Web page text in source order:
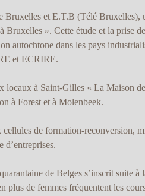
Bruxelles et E.T.B (Télé Bruxelles),
Bruxelles ». Cette étude et la prise
autochtone dans les pays
et ECRIRE.
locaux à Saint-Gilles « La Maison
à Forest et à Molenbeek.
de formation-reconversion,
d’entreprises.
de Belges s’inscrit suite à
de femmes fréquentent les